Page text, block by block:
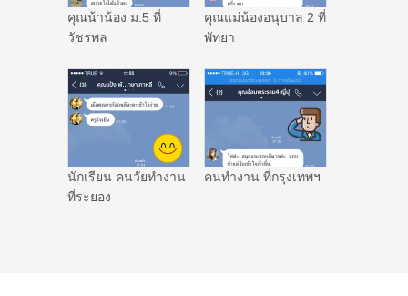
คุณน้าน้อง ม.5 ที่
วัชรพล
คุณแม่น้องอนุบาล 2 ที่
พัทยา
นักเรียน คนวัยทำงาน
ที่ระยอง
คนทำงาน ที่กรุงเทพฯ